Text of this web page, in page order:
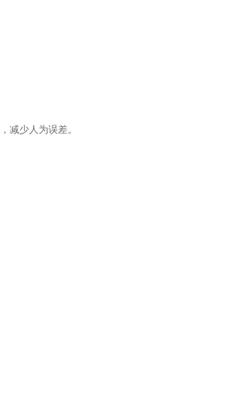
减少人为误差。